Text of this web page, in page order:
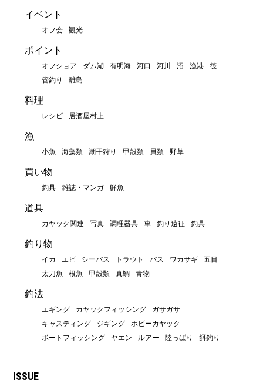
イベント
オフ会 観光
ポイント
オフショア ダム湖 有明海 河口 河川 沼 漁港
筏
管釣り
離島
料理
レシピ 居酒屋村上
漁
小魚 海藻類 潮干狩り 甲殻類 貝類 野草
買い物
釣具 雑誌・マンガ 鮮魚
道具
カヤック関連 写真 調理器具 車 釣り遠征 釣具
釣り物
イカ エビ シーバス トラウト バス ワカサギ
五目
太刀魚
根魚 甲殻類 真鯛 青物
釣法
エギング カヤックフィッシング
ガサガサ
キャスティング
ジギング
ホビーカヤック
ボートフィッシング
ヤエン ルアー 陸っぱり 餌釣り
ISSUE